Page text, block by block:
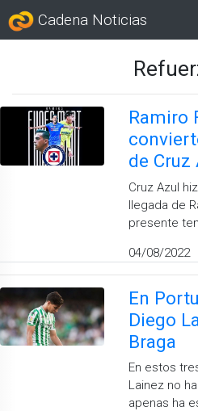
Cadena Noticias
Ramiro
de Cruz
Cruz Azul
llegada de
presente
04/08/2022
En
Diego
Braga
En estos
Lainez no
apenas ha